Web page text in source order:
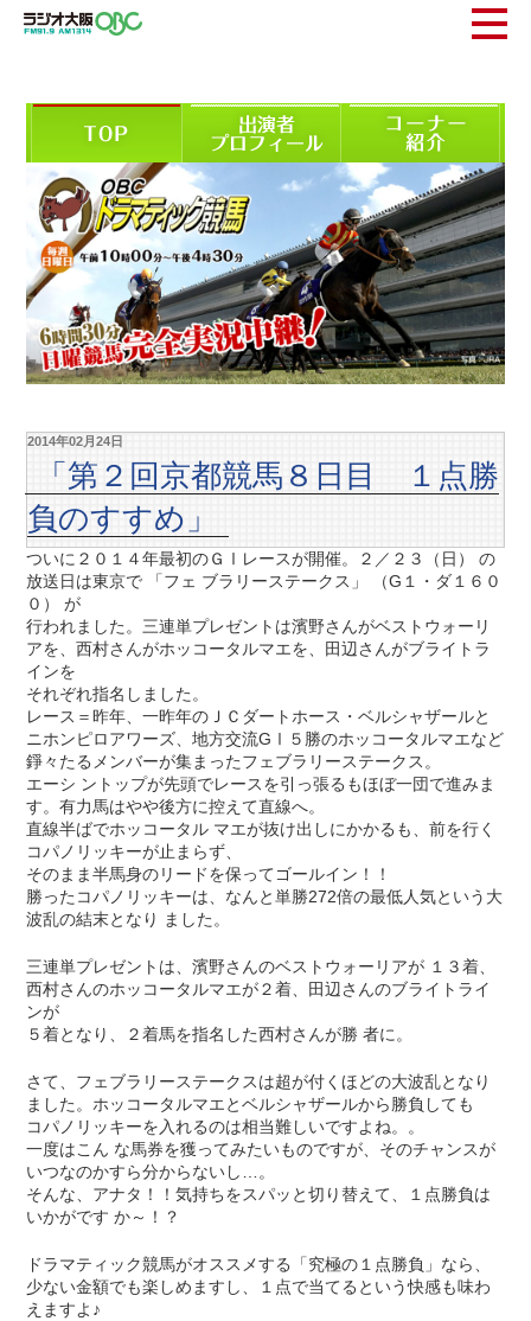
2014年02月24日
「第２回京都競馬８日目 １点勝
負のすすめ」
ついに２０１４年最初のＧⅠレースが開催。２／２３（日） の
放送日は東京で 「フェ ブラリーステークス」 （G１・ダ１６０
０） が
行われました。三連単プレゼントは濱野さんがベストウォーリ
アを、西村さんがホッコータルマエを、田辺さんがブライトラ
インを
それぞれ指名しました。
レース＝昨年、一昨年のＪＣダートホース・ベルシャザールと
ニホンピロアワーズ、地方交流GⅠ５勝のホッコータルマエなど
錚々たるメンバーが集まったフェブラリーステークス。
エーシ ントップが先頭でレースを引っ張るもほぼ一団で進みま
す。有力馬はやや後方に控えて直線へ。
直線半ばでホッコータル マエが抜け出しにかかるも、前を行く
コパノリッキーが止まらず、
そのまま半馬身のリードを保ってゴールイン！！
勝ったコパノリッキーは、なんと単勝272倍の最低人気という大
波乱の結末となり ました。
三連単プレゼントは、濱野さんのベストウォーリアが １３着、
西村さんのホッコータルマエが２着、田辺さんのブライトライ
ンが
５着となり、２着馬を指名した西村さんが勝 者に。
さて、フェブラリーステークスは超が付くほどの大波乱となり
ました。ホッコータルマエとベルシャザールから勝負しても
コパノリッキーを入れるのは相当難しいですよね。。
一度はこん な馬券を獲ってみたいものですが、そのチャンスが
いつなのかすら分からないし…。
そんな、アナタ！！気持ちをスパッと切り替えて、１点勝負は
いかがです か～！？
ドラマティック競馬がオススメする「究極の１点勝負」なら、
少ない金額でも楽しめますし、１点で当てるという快感も味わ
えますよ♪